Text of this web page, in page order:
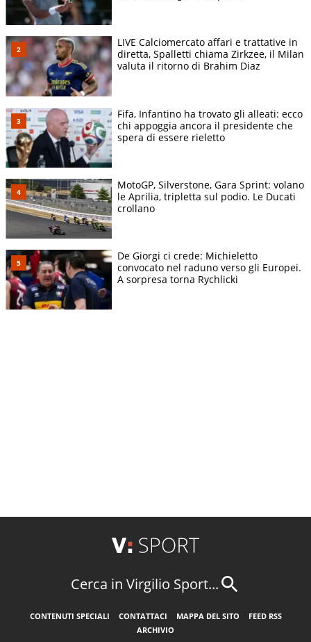
LIVE Calciomercato affari e trattative in
diretta, Spalletti chiama Zirkzee, il Milan
valuta il ritorno di Brahim Diaz
Fifa, Infantino ha trovato gli alleati: ecco
chi appoggia ancora il presidente che
spera di essere rieletto
MotoGP, Silverstone, Gara Sprint: volano
le Aprilia, tripletta sul podio. Le Ducati
crollano
De Giorgi ci crede: Michieletto
convocato nel raduno verso gli Europei.
A sorpresa torna Rychlicki
Cerca in Virgilio Sport...
CONTENUTI SPECIALI CONTATTACI MAPPA DEL SITO
FEED RSS
ARCHIVIO